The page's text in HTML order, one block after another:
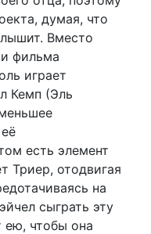
думая, что
Вместо
фильма
играет
Кемп (Эль
есть элемент
Триер, отодвигая
на
сыграть эту
ею, чтобы она